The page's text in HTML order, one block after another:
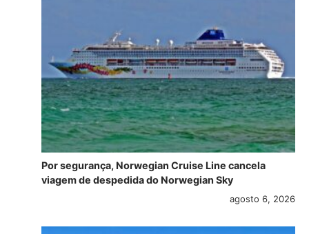
Por segurança, Norwegian Cruise Line cancela
viagem de despedida do Norwegian Sky
agosto 6, 2026